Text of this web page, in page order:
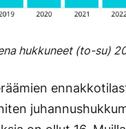
hukkuneet (to-su)